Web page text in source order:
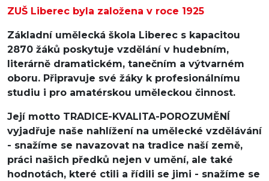
ZUŠ Liberec byla založena v roce 1925
Základní umělecká škola Liberec s kapacitou
2870 žáků poskytuje vzdělání v hudebním,
literárně dramatickém, tanečním a výtvarném
oboru. Připravuje své žáky k profesionálnímu
studiu i pro amatérskou uměleckou činnost.
Její motto TRADICE-KVALITA-POROZUMĚNÍ
vyjadřuje naše nahlížení na umělecké vzdělávání
- snažíme se navazovat na tradice naší země,
práci našich předků nejen v umění, ale také
hodnotách, které ctili a řídili se jimi - snažíme se